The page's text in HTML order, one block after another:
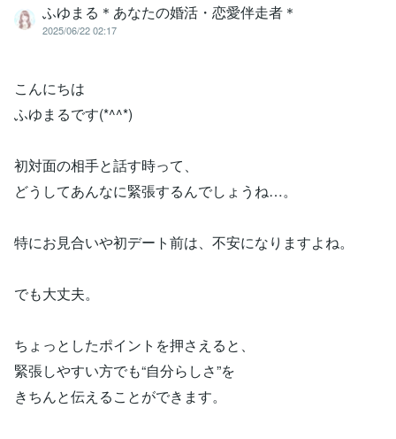
ふゆまる＊あなたの婚活・恋愛伴走者＊
2025/06/22 02:17
こんにちは
ふゆまるです(*^^*)
初対面の相手と話す時って、
どうしてあんなに緊張するんでしょうね…。
特にお見合いや初デート前は、不安になりますよね。
でも大丈夫。
ちょっとしたポイントを押さえると、
緊張しやすい方でも“自分らしさ”を
きちんと伝えることができます。